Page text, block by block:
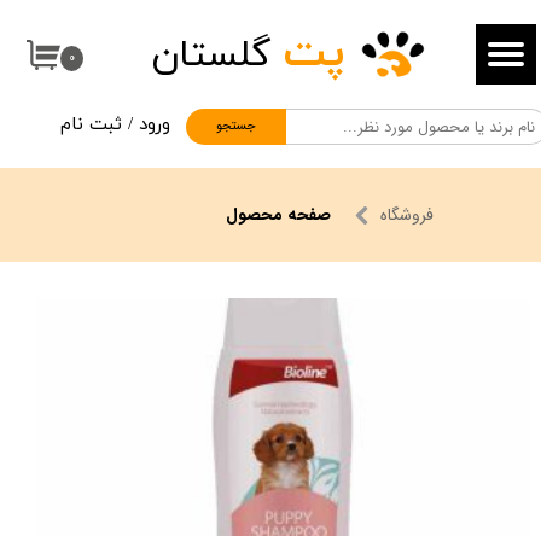
۰
جستجو
پت گلستان
ورود / ثبت نام
حساب کاربری من
تغییر گذر واژه
سفارشات
خروج از حساب کاربری
فروشگاه صفحه محصول